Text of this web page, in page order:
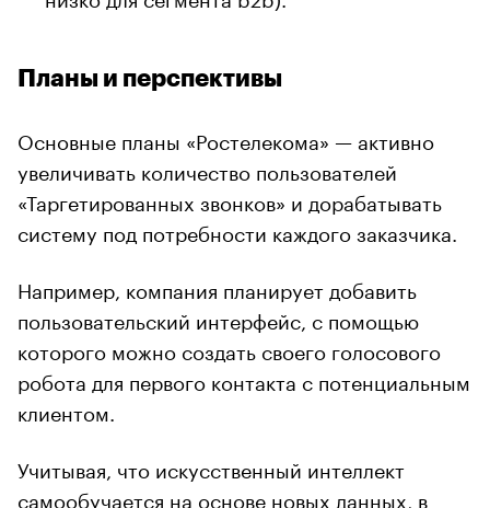
Планы и перспективы
Основные планы «Ростелекома» — активно
увеличивать количество пользователей
«Таргетированных звонков» и дорабатывать
систему под потребности каждого заказчика.
Например, компания планирует добавить
пользовательский интерфейс, с помощью
которого можно создать своего голосового
робота для первого контакта с потенциальным
клиентом.
Учитывая, что искусственный интеллект
самообучается на основе новых данных, в